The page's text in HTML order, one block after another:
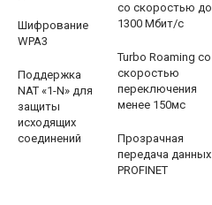
Шифрование
WPA3
Поддержка
NAT «1-N» для
защиты
исходящих
соединений
со скоростью до
1300 Мбит/с
Turbo Roaming со
скоростью
переключения
менее 150мс
Прозрачная
передача данных
PROFINET